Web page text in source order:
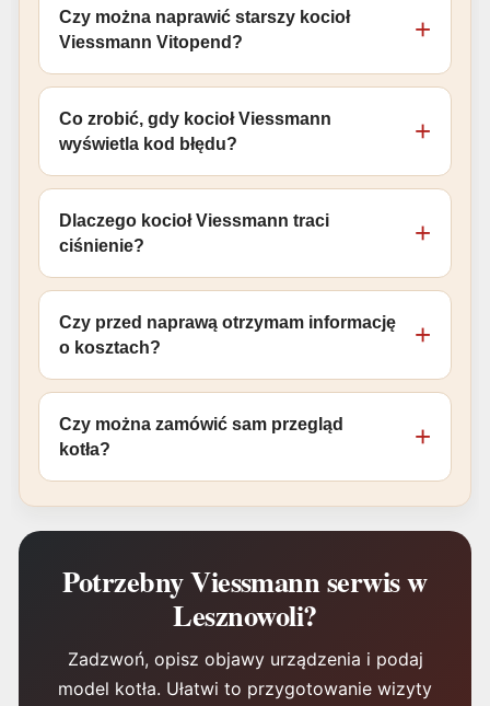
Czy można naprawić starszy kocioł
Viessmann Vitopend?
Co zrobić, gdy kocioł Viessmann
wyświetla kod błędu?
Dlaczego kocioł Viessmann traci
ciśnienie?
Czy przed naprawą otrzymam informację
o kosztach?
Czy można zamówić sam przegląd
kotła?
Potrzebny Viessmann serwis w
Lesznowoli?
Zadzwoń, opisz objawy urządzenia i podaj
model kotła. Ułatwi to przygotowanie wizyty